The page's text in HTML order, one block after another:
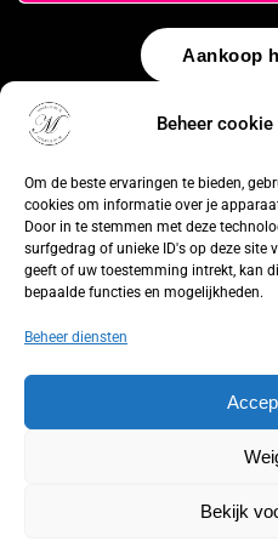
Beheer
Om de beste ervaringen te bieden,
cookies om informatie over je
Door in te stemmen met deze
surfgedrag of unieke ID's op deze site
geeft of uw toestemming intrekt, kan
bepaalde functies en mogelijkheden.
Beheer diensten
Bekijk
Aankoop
© 2026 by WebUnlimited–